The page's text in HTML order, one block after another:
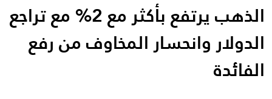
الذهب يرتفع بأكثر مع 2% مع تراجع
الدولار وانحسار المخاوف من رفع
الفائدة